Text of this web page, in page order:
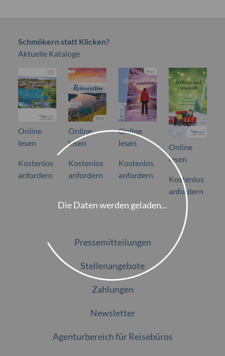
Die Daten werden geladen...
Schmökern statt Klicken?
Aktuelle Kataloge
Online
lesen
Kostenlos
anfordern
Online
lesen
Kostenlos
anfordern
Online
lesen
Kostenlos
anfordern
Online
lesen
Kostenlos
anfordern
Pressemitteilungen
Stellenangebote
Zahlungen
Newsletter
Agenturbereich für Reisebüros